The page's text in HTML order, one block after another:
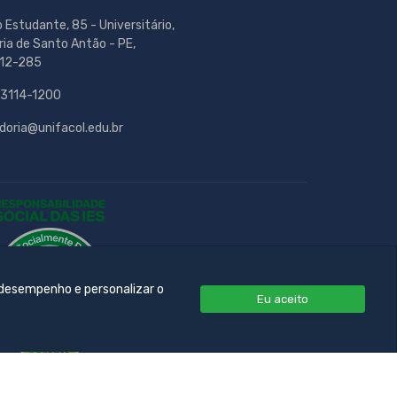
Estudante, 85 - Universitário,
de Santo Antão - PE,
285
1200
e personalizar o
Eu aceito